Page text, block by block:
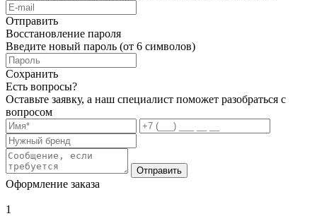
Отправить
Восстановление пароля
Введите новый пароль (от 6 символов)
Сохранить
Есть вопросы?
Оставьте заявку, а наш специалист поможет разобраться с
вопросом
Отправить
Оформление заказа
1